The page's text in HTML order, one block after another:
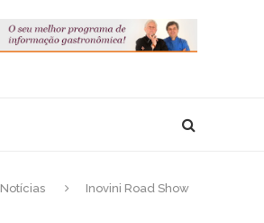
Notícias Inovini Road Show